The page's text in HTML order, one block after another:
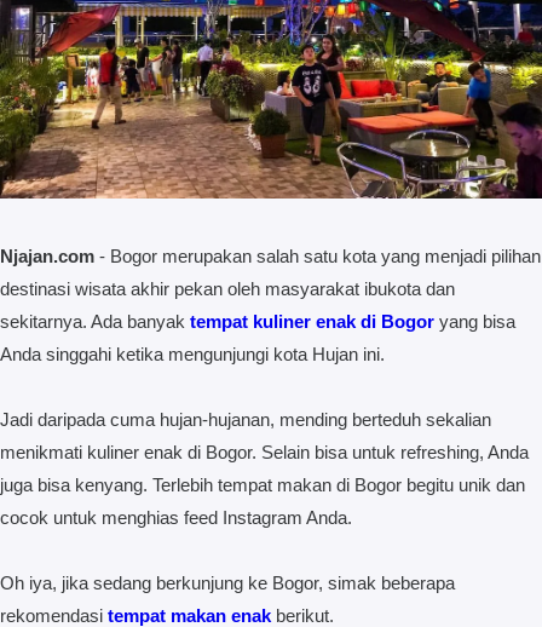
Njajan Network
Njajan.com - Bogor merupakan salah satu kota yang menjadi pilihan
destinasi wisata akhir pekan oleh masyarakat ibukota dan
sekitarnya. Ada banyak tempat kuliner enak di Bogor yang bisa
Anda singgahi ketika mengunjungi kota Hujan ini.
Jadi daripada cuma hujan-hujanan, mending berteduh sekalian
menikmati kuliner enak di Bogor. Selain bisa untuk refreshing, Anda
juga bisa kenyang. Terlebih tempat makan di Bogor begitu unik dan
cocok untuk menghias feed Instagram Anda.
Oh iya, jika sedang berkunjung ke Bogor, simak beberapa
rekomendasi tempat makan enak berikut.